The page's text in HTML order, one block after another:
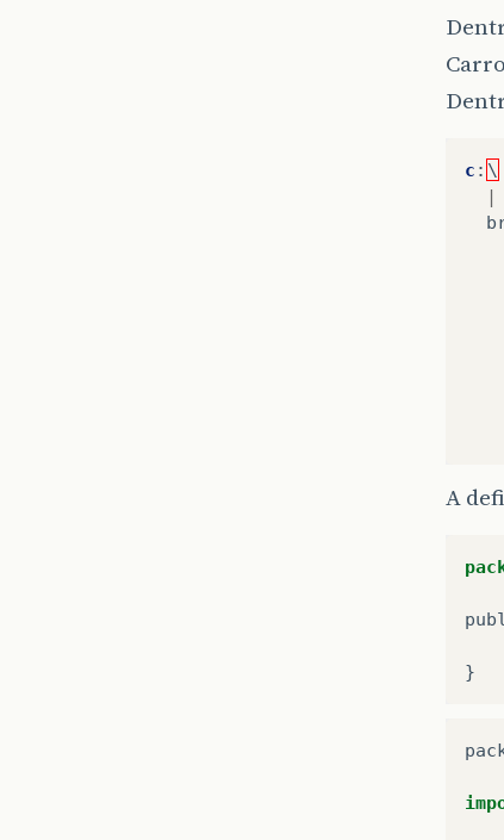
c : \
|
A
}